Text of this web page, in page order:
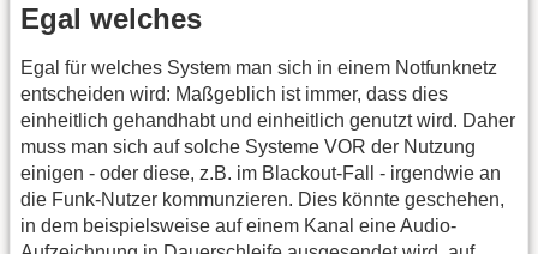
Egal welches
Egal für welches System man sich in einem Notfunknetz
entscheiden wird: Maßgeblich ist immer, dass dies
einheitlich gehandhabt und einheitlich genutzt wird. Daher
muss man sich auf solche Systeme VOR der Nutzung
einigen - oder diese, z.B. im Blackout-Fall - irgendwie an
die Funk-Nutzer kommunzieren. Dies könnte geschehen,
in dem beispielsweise auf einem Kanal eine Audio-